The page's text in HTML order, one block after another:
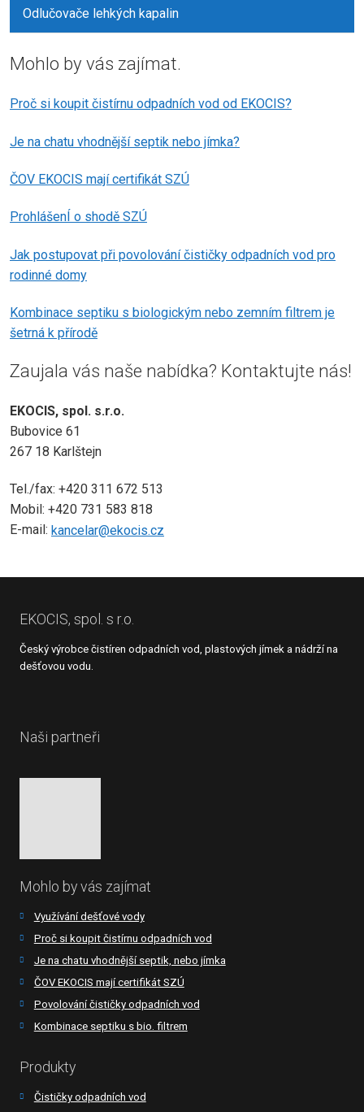
Odlučovače lehkých kapalin
Mohlo by vás zajímat.
Proč si koupit čistírnu odpadních vod od EKOCIS?
Je na chatu vhodnější septik nebo jímka?
ČOV EKOCIS mají certifikát SZÚ
ProhlášenÍ o shodě SZÚ
Jak postupovat při povolování čističky odpadních vod pro
rodinné domy
Kombinace septiku s biologickým nebo zemním filtrem je
šetrná k přírodě
Zaujala vás naše nabídka? Kontaktujte nás!
EKOCIS, spol. s.r.o.
Bubovice 61
267 18 Karlštejn
Tel./fax: +420 311 672 513
Mobil: +420 731 583 818
E-mail: kancelar@ekocis.cz
EKOCIS, spol. s r.o.
Český výrobce čistíren odpadních vod, plastových jímek a nádrží na
dešťovou vodu.
Naši partneři
Mohlo by vás zajímat
Využívání dešťové vody
Proč si koupit čistírnu odpadních vod
Je na chatu vhodnější septik, nebo jímka
ČOV EKOCIS mají certifikát SZÚ
Povolování čističky odpadních vod
Kombinace septiku s bio. filtrem
Produkty
Čističky odpadních vod